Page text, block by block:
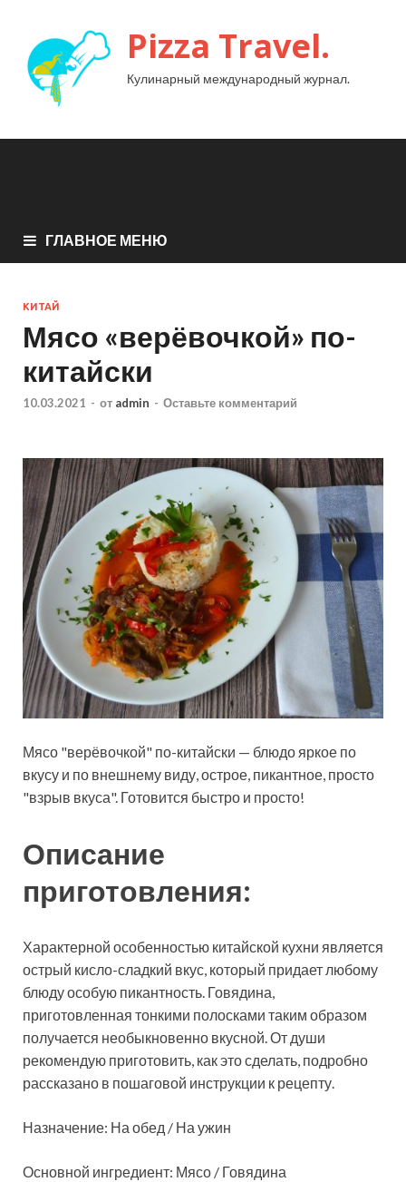
Pizza Travel.
Кулинарный международный журнал.
ГЛАВНОЕ МЕНЮ
КИТАЙ
Мясо «верёвочкой» по-
китайски
10.03.2021 - от admin - Оставьте комментарий
Мясо "верёвочкой" по-китайски — блюдо яркое по
вкусу и по внешнему виду, острое, пикантное, просто
"взрыв вкуса". Готовится быстро и просто!
Описание
приготовления:
Характерной особенностью китайской кухни является
острый кисло-сладкий вкус, который придает любому
блюду особую пикантность. Говядина,
приготовленная тонкими полосками таким образом
получается необыкновенно вкусной. От души
рекомендую приготовить, как это сделать, подробно
рассказано в пошаговой инструкции к рецепту.
Назначение: На обед / На ужин
Основной ингредиент: Мясо / Говядина